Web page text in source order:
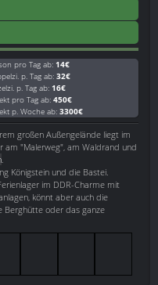
pro Tag ab: 14€
p. Tag ab: 32€
p. Tag ab: 16€
pro Tag ab: 450€
p. Woche ab: 3300€
großen Außengelände liegt im
am "Malerweg", am Waldrand und
Königstein und die Bastei.
im DDR-Charme mit
könnt aber auch die
Berghütte oder das ganze